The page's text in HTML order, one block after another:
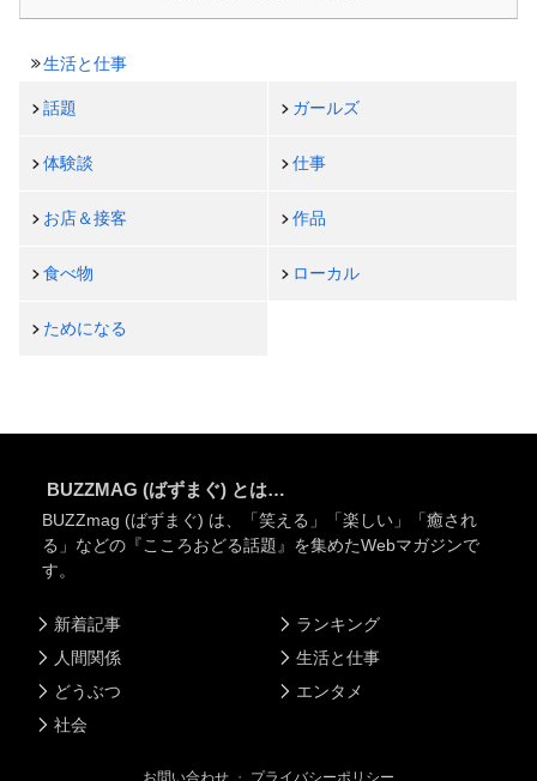
生活と仕事
話題 ガールズ
体験談 仕事
お店＆接客 作品
食べ物 ローカル
ためになる
BUZZMAG (ばずまぐ) とは…
BUZZmag (ばずまぐ) は、「笑える」「楽しい」「癒され
る」などの『こころおどる話題』を集めたWebマガジンで
す。
新着記事
人間関係
どうぶつ
社会
ランキング
生活と仕事
エンタメ
お問い合わせ ・ プライバシーポリシー